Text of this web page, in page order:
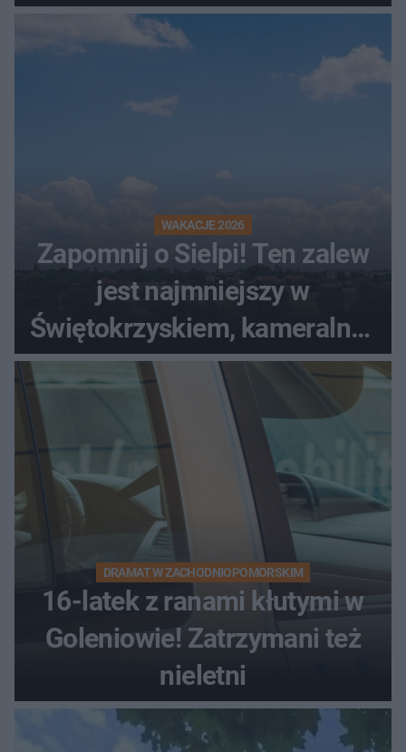
kombajnem
WAKACJE 2026
Zapomnij o Sielpi! Ten zalew
jest najmniejszy w
Świętokrzyskiem, kameralny i
bez tłumów
DRAMAT W ZACHODNIOPOMORSKIM
16-latek z ranami kłutymi w
Goleniowie! Zatrzymani też
nieletni